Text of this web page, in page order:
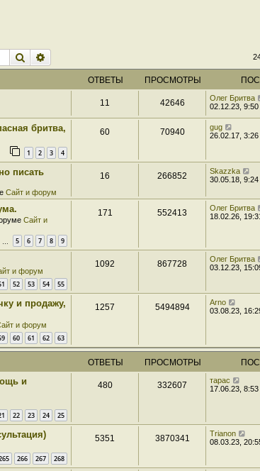
Поиск
ОТВЕТЫ ПРОСМОТРЫ
11 42646
Олег Бритва
02.12.23, 9:50
бритва,
1 2 3 4
60 70940
gug
26.02.17, 3:26
писать
Сайт и форум
16 266852
Skazzka
30.05.18, 9:24
Сайт и
5 6 7 8 9
171 552413
Олег Бритва
18.02.26,
и форум
52 53 54 55
1092 867728
Олег Бритва
03.12.23,
и продажу,
и форум
60 61 62 63
1257 5494894
Arno
03.08.23,
ОТВЕТЫ ПРОСМОТРЫ
и
22 23 24 25
480 332607
тарас
17.06.23, 8:53
266 267 268
5351 3870341
Trianon
08.03.23,